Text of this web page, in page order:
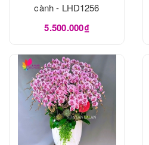
cành - LHD1256
5.500.000₫